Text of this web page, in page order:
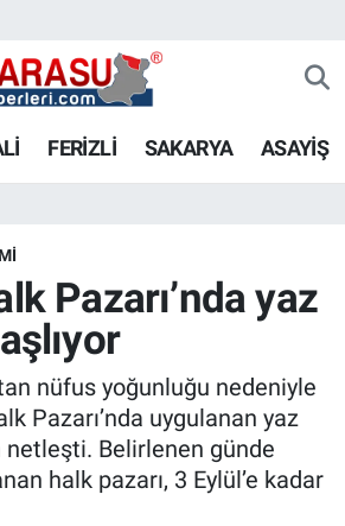
FERİZLİ SAKARYA ASAYİŞ
Pazarı’nda yaz
nüfus yoğunluğu nedeniyle
Pazarı’nda uygulanan yaz
Belirlenen günde
halk pazarı, 3 Eylül’e kadar